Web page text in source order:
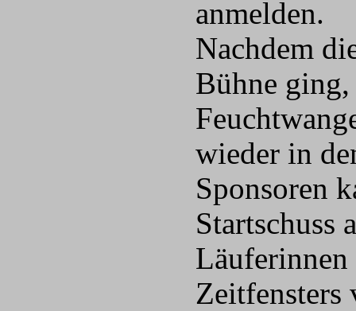
anmelden.
Nachdem
Bühne ging,
wieder in
Sponsoren
Startschuss
Läuferinnen
Zeitfensters